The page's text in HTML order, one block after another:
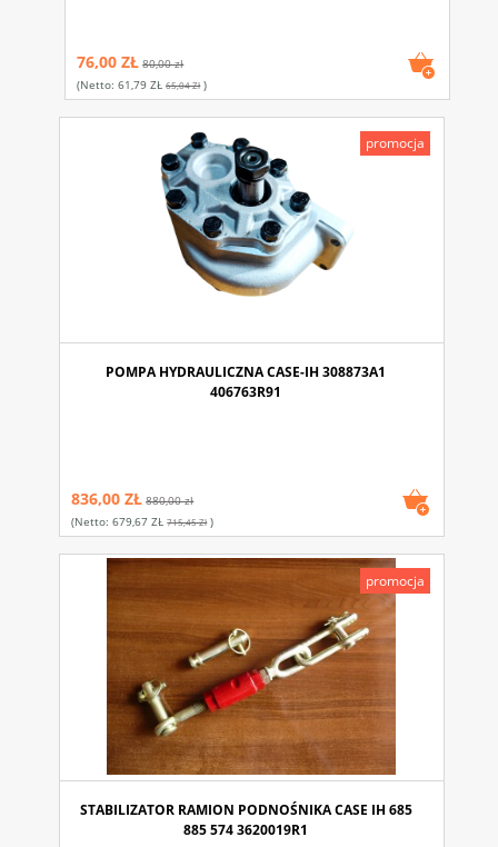
76,00 ZŁ 80,00 zł
(netto:61,79 ZŁ 65,04 Zł)
POMPA HYDRAULICZNA CASE-IH 308873A1
406763R91
836,00 ZŁ 880,00 zł
(netto:679,67 ZŁ 715,45 Zł)
promocja
STABILIZATOR RAMION PODNOŚNIKA CASE IH 685
885 574 3620019R1
promocja